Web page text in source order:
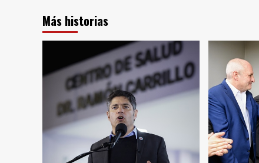
Más historias